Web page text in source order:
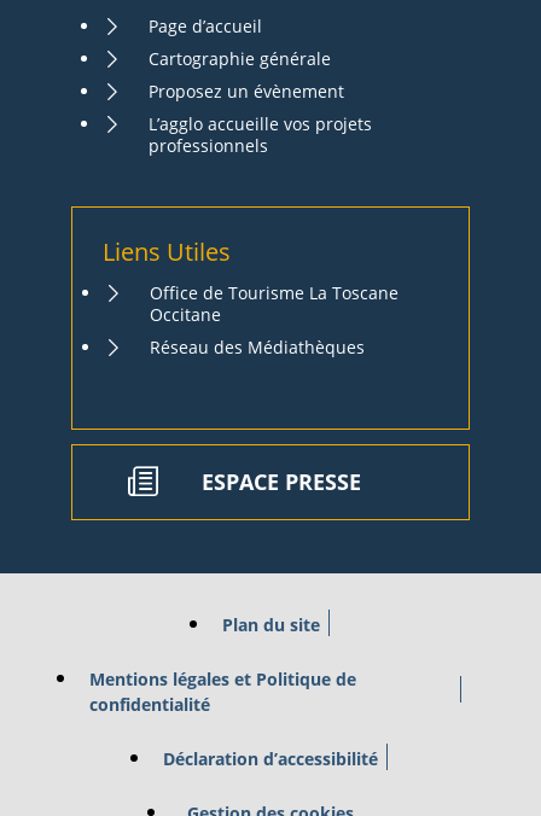
Page d’accueil
Cartographie générale
Proposez un évènement
L’agglo accueille vos projets
professionnels
Liens Utiles
Office de Tourisme La Toscane
Occitane
Réseau des Médiathèques
ESPACE PRESSE
Plan du site
Mentions légales et Politique de
confidentialité
Déclaration d’accessibilité